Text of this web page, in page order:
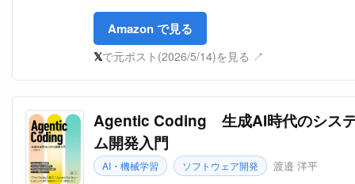
Amazon で見る
𝕏で元ポスト(2026/5/14)を見る ↗
Agentic Coding 生成AI時代のシス
ム開発入門
AI・機械学習 ソフトウェア開発 渡邉 洋平